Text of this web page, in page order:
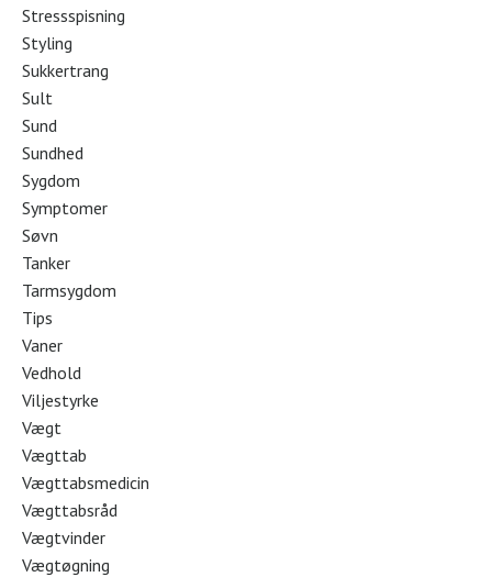
Stressspisning
Styling
Sukkertrang
Sult
Sund
Sundhed
Sygdom
Symptomer
Søvn
Tanker
Tarmsygdom
Tips
Vaner
Vedhold
Viljestyrke
Vægt
Vægttab
Vægttabsmedicin
Vægttabsråd
Vægtvinder
Vægtøgning